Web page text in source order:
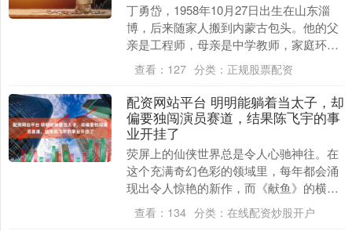
丁勇岱，1958年10月27日出生在山东淄
博，后来随家人搬到内蒙古包头。他的父
亲是工程师，母亲是中学教师，家庭环境
算得上体面。少年时期，他迷恋足球，梦
想有朝一日....
查看： 127 分类： 正规股票配资
配资网站平台 明明能躺着当太子，却
偏要独闯演员赛道，结果陈飞宇的事
业开挂了
荧屏上的仙侠世界总是令人心驰神往。在
这个充满奇幻色彩的领域里，每年都会涌
现出令人惊艳的新作，而《献鱼》的横空
出世，为这个经久不衰的题材又添一抹亮
色。剧中男主角司....
查看： 134 分类： 在线配资炒股开户